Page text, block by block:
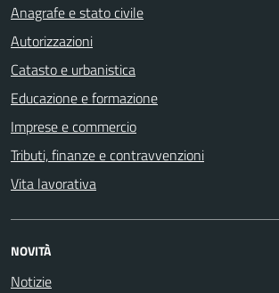
Anagrafe e stato civile
Autorizzazioni
Catasto e urbanistica
Educazione e formazione
Imprese e commercio
Tributi, finanze e contravvenzioni
Vita lavorativa
NOVITÀ
Notizie